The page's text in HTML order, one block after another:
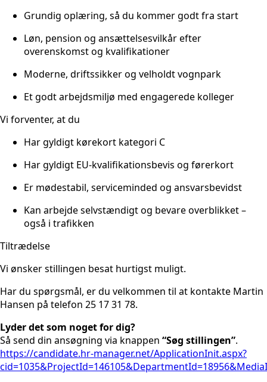
Grundig oplæring, så du kommer godt fra start
Løn, pension og ansættelsesvilkår efter
overenskomst og kvalifikationer
Moderne, driftssikker og velholdt vognpark
Et godt arbejdsmiljø med engagerede kolleger
Vi forventer, at du
Har gyldigt kørekort kategori C
Har gyldigt EU-kvalifikationsbevis og førerkort
Er mødestabil, serviceminded og ansvarsbevidst
Kan arbejde selvstændigt og bevare overblikket –
også i trafikken
Tiltrædelse
Vi ønsker stillingen besat hurtigst muligt.
Har du spørgsmål, er du velkommen til at kontakte Martin
Hansen på telefon 25 17 31 78.
Lyder det som noget for dig?
Så send din ansøgning via knappen “Søg stillingen”.
https://candidate.hr-manager.net/ApplicationInit.aspx?